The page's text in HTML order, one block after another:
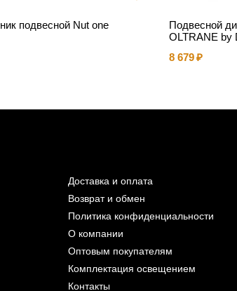
подвесной Nut one
Подвесной
OLTRANE by
8 679
Доставка и оплата
Возврат и обмен
Политика конфиденциальности
О компании
Оптовым покупателям
Комплектация освещением
Контакты